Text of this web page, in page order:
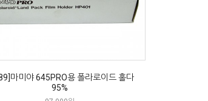
마미야 645PRO용 폴라로이드 홀다
95%